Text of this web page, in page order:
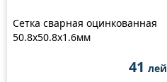
Сетка сварная оцинкованная
50.8x50.8x1.6мм
41 лей